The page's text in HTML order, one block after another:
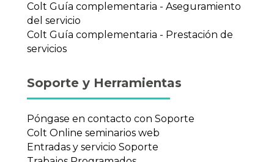
Colt Guía complementaria - Aseguramiento
del servicio
Colt Guía complementaria - Prestación de
servicios
Soporte y Herramientas
Póngase en contacto con Soporte
Colt Online seminarios web
Entradas y servicio Soporte